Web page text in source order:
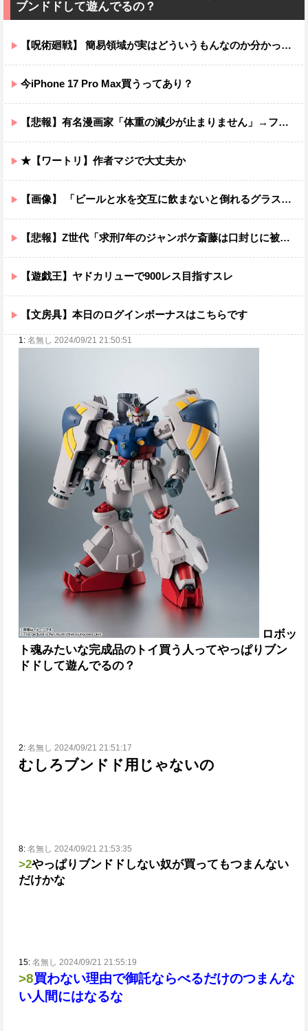
ブンドドして遊んでるの？
【呪術廻戦】 簡易領域が実はどういうもんなのか分かってないんだが
今iPhone 17 Pro Max買うってあり？
【悲報】有名漫画家「体重の減少が止まりません」→ファンから心配の声
★【ワートリ】作者マジで大丈夫か
【画像】 「ビールと水を交互に飲まないと倒れるグラス」発売
【悲報】Z世代「求刑7年のジャンポケ斎藤は口封じに被害者殺した方が量刑軽かっただろ」←1万いいね
【遊戯王】ヤドカリューで900レス目指すスレ
【文房具】本日のログインボーナスはこちらです
1: 名無し 2024/09/21 21:50:51
ロボッ
ト魂みたいな完成品のトイ買う人ってやっぱりブン
ドドして遊んでるの？
2: 名無し 2024/09/21 21:51:17
むしろブンドド用じゃないの
8: 名無し 2024/09/21 21:53:35
>2やっぱりブンドドしない奴が買ってもつまんない
だけかな
15: 名無し 2024/09/21 21:55:19
>8買わない理由で御託ならべるだけのつまんな
い人間にはなるな